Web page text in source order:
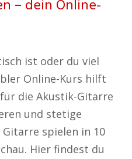
– dein Online-
ist oder du viel
Online-Kurs hilft
die Akustik-Gitarre
und stetige
spielen in 10
Hier findest du